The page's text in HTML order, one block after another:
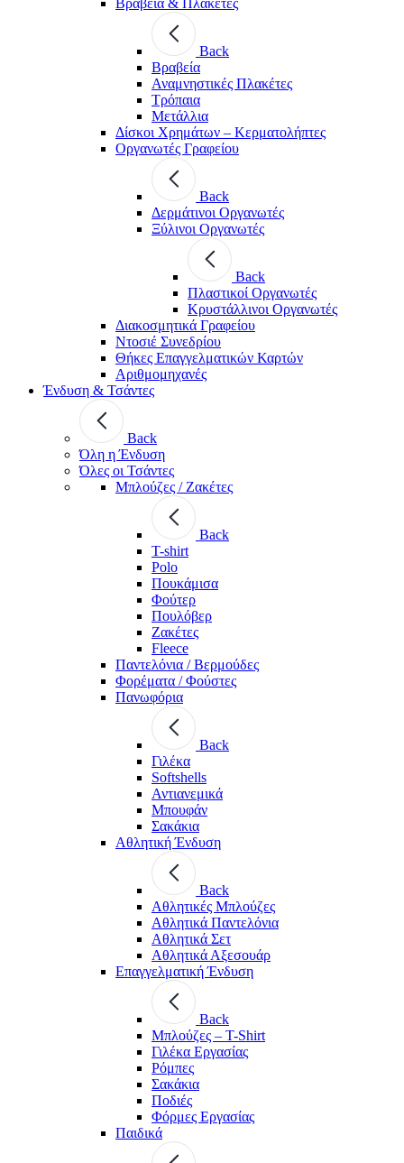
Back
Βραβεία
Αναμνηστικές Πλακέτες
Τρόπαια
Μετάλλια
Δίσκοι Χρημάτων – Κερματολήπτες
Οργανωτές Γραφείου
Back
Δερμάτινοι Οργανωτές
Ξύλινοι Οργανωτές
Back
Πλαστικοί Οργανωτές
Κρυστάλλινοι Οργανωτές
Διακοσμητικά Γραφείου
Ντοσιέ Συνεδρίου
Θήκες Επαγγελματικών Καρτών
Αριθμομηχανές
Ένδυση & Τσάντες
Back
Όλη η Ένδυση
Όλες οι Τσάντες
Μπλούζες / Ζακέτες
Back
T-shirt
Polo
Πουκάμισα
Φούτερ
Πουλόβερ
Ζακέτες
Fleece
Παντελόνια / Βερμούδες
Φορέματα / Φούστες
Πανωφόρια
Back
Γιλέκα
Softshells
Αντιανεμικά
Μπουφάν
Σακάκια
Αθλητική Ένδυση
Back
Aθλητικές Μπλούζες
Αθλητικά Παντελόνια
Αθλητικά Σετ
Αθλητικά Αξεσουάρ
Επαγγελματική Ένδυση
Back
Μπλούζες – T-Shirt
Γιλέκα Εργασίας
Ρόμπες
Σακάκια
Ποδιές
Φόρμες Εργασίας
Παιδικά